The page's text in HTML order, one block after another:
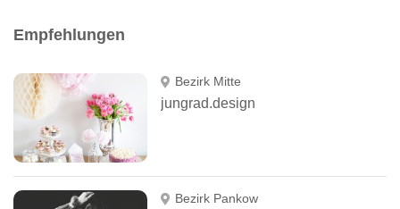
Empfehlungen
Bezirk Mitte
jungrad.design
Bezirk Pankow